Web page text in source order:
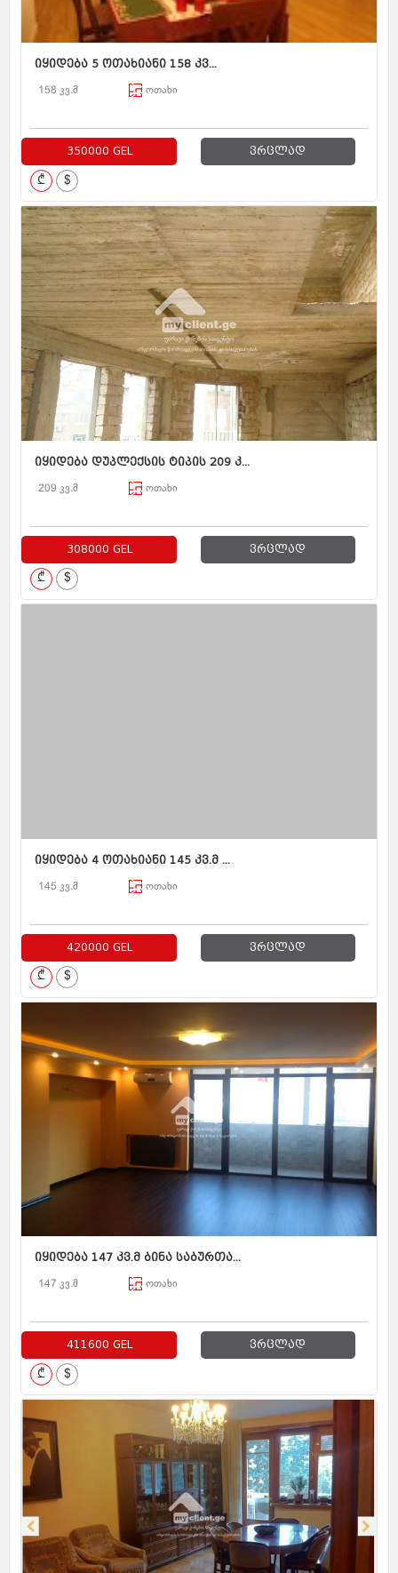
იყიდება 5 ოთახიანი 158 კვ...
158 კვ.მ ოთახი
350000 GEL ვრცლად
₾ $
იყიდება დუპლექსის ტიპის 209 კ...
209 კვ.მ ოთახი
308000 GEL ვრცლად
₾ $
იყიდება 4 ოთახიანი 145 კვ.მ ...
145 კვ.მ ოთახი
420000 GEL ვრცლად
₾ $
იყიდება 147 კვ.მ ბინა საბურთა...
147 კვ.მ ოთახი
411600 GEL ვრცლად
₾ $